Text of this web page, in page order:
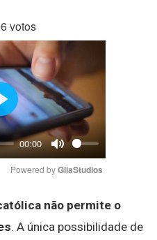
votos
00:00
Mute
Play
Powered by GliaStudios
não permite o
. A única possibilidade de